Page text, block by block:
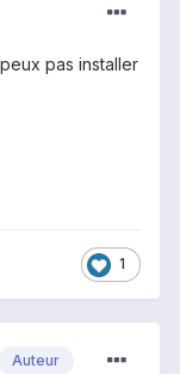
pas installer
1
Auteur